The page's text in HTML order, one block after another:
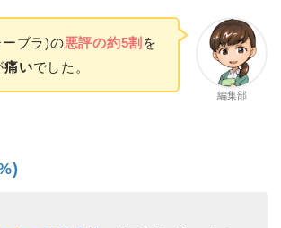
編集部
ブラ)の悪評の約5割 を
痛いでした。